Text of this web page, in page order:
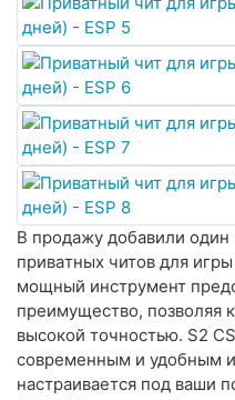
B пpoдaжу добавили
пpивaтныx читoв для
мощный инструмент
преимущество, позволяя
высокой точностью. S2
современным и удобным
настраивается под ваши